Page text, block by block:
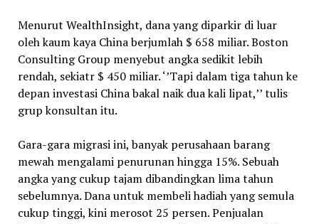
Menurut WealthInsight, dana yang diparkir di luar
oleh kaum kaya China berjumlah $ 658 miliar. Boston
Consulting Group menyebut angka sedikit lebih
rendah, sekiatr $ 450 miliar. ‘’Tapi dalam tiga tahun ke
depan investasi China bakal naik dua kali lipat,’’ tulis
grup konsultan itu.
Gara-gara migrasi ini, banyak perusahaan barang
mewah mengalami penurunan hingga 15%. Sebuah
angka yang cukup tajam dibandingkan lima tahun
sebelumnya. Dana untuk membeli hadiah yang semula
cukup tinggi, kini merosot 25 persen. Penjualan